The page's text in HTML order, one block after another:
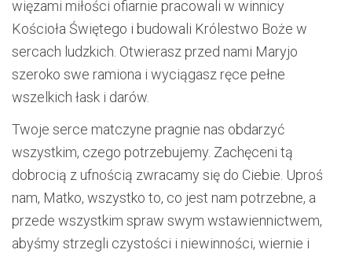
więzami miłości ofiarnie pracowali w winnicy
Kościoła Świętego i budowali Królestwo Boże w
sercach ludzkich. Otwierasz przed nami Maryjo
szeroko swe ramiona i wyciągasz ręce pełne
wszelkich łask i darów.
Twoje serce matczyne pragnie nas obdarzyć
wszystkim, czego potrzebujemy. Zachęceni tą
dobrocią z ufnością zwracamy się do Ciebie. Uproś
nam, Matko, wszystko to, co jest nam potrzebne, a
przede wszystkim spraw swym wstawiennictwem,
abyśmy strzegli czystości i niewinności, wiernie i